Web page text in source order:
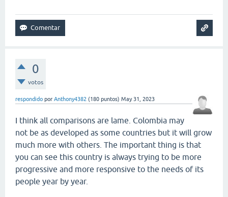
0
votos
respondido por Anthony4382 (180 puntos) May 31, 2023
I think all comparisons are lame. Colombia may
not be as developed as some countries but it will grow
much more with others. The important thing is that
you can see this country is always trying to be more
progressive and more responsive to the needs of its
people year by year.